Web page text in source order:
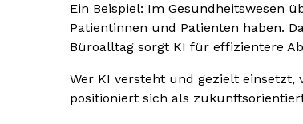
Ein Beispiel: Im Gesundheitswesen
Patientinnen und Patienten haben.
Büroalltag sorgt KI für effizientere
Wer KI versteht und gezielt
positioniert sich als